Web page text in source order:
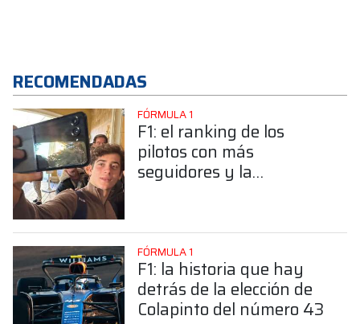
RECOMENDADAS
FÓRMULA 1
F1: el ranking de los
pilotos con más
seguidores y la
FÓRMULA 1
F1: la historia que hay
detrás de la elección de
Colapinto del número 43